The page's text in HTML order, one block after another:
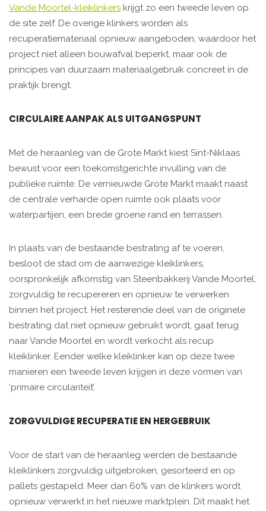
Vande Moortel-kleiklinkers krijgt zo een tweede leven op
de site zelf. De overige klinkers worden als
recuperatiemateriaal opnieuw aangeboden, waardoor het
project niet alleen bouwafval beperkt, maar ook de
principes van duurzaam materiaalgebruik concreet in de
praktijk brengt.
CIRCULAIRE AANPAK ALS UITGANGSPUNT
Met de heraanleg van de Grote Markt kiest Sint-Niklaas
bewust voor een toekomstgerichte invulling van de
publieke ruimte. De vernieuwde Grote Markt maakt naast
de centrale verharde open ruimte ook plaats voor
waterpartijen, een brede groene rand en terrassen.
In plaats van de bestaande bestrating af te voeren,
besloot de stad om de aanwezige kleiklinkers,
oorspronkelijk afkomstig van Steenbakkerij Vande Moortel,
zorgvuldig te recupereren en opnieuw te verwerken
binnen het project. Het resterende deel van de originele
bestrating dat niet opnieuw gebruikt wordt, gaat terug
naar Vande Moortel en wordt verkocht als recup
kleiklinker. Eender welke kleiklinker kan op deze twee
manieren een tweede leven krijgen in deze vormen van
‘primaire circulariteit’.
ZORGVULDIGE RECUPERATIE EN HERGEBRUIK
Voor de start van de heraanleg werden de bestaande
kleiklinkers zorgvuldig uitgebroken, gesorteerd en op
pallets gestapeld. Meer dan 60% van de klinkers wordt
opnieuw verwerkt in het nieuwe marktplein. Dit maakt het